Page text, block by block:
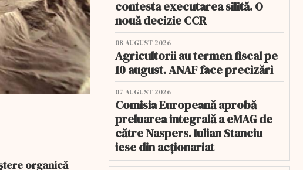
organică
contesta executarea silită. O
nouă decizie CCR
08 AUGUST 2026
Agricultorii au termen fiscal pe
10 august. ANAF face precizări
07 AUGUST 2026
Comisia Europeană aprobă
preluarea integrală a eMAG de
către Naspers. Iulian Stanciu
iese din acționariat